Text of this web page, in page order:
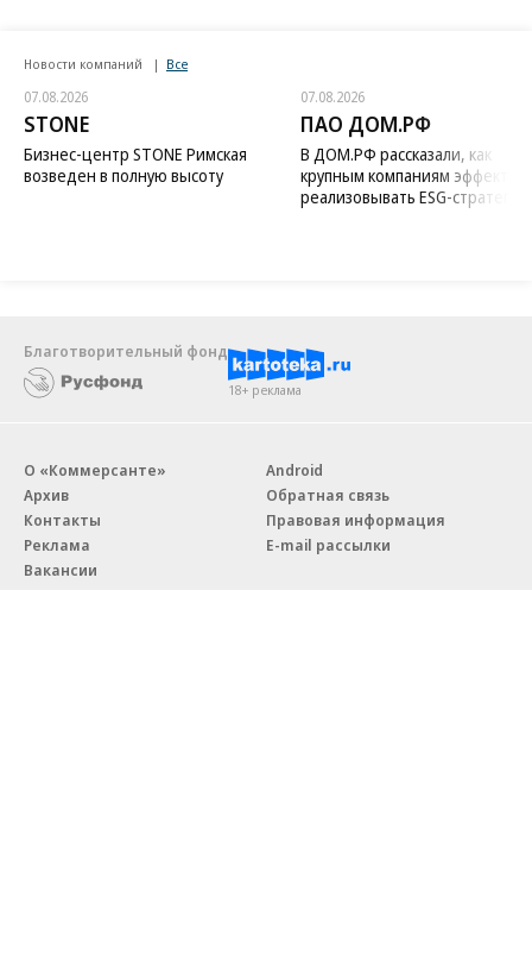
Новости компаний Все
07.08.2026
STONE
Бизнес-центр STONE Римская
возведен в полную высоту
07.08.2026
ПАО ДОМ.РФ
В ДОМ.РФ рассказали, как
крупным компаниям
реализовывать ESG-стратегию
Благотворительный фонд
18+ реклама
О «Коммерсанте»
Архив
Контакты
Реклама
Вакансии
Android
Обратная связь
Правовая информация
E-mail рассылки